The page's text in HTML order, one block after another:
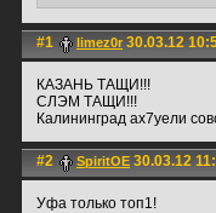
#1 limez0r 30.03.12
КАЗАНЬ ТАЩИ!!!
СЛЭМ ТАЩИ!!!
Калининград ах7уели
#2 SpiritOE 30.03.12
Уфа только топ1!